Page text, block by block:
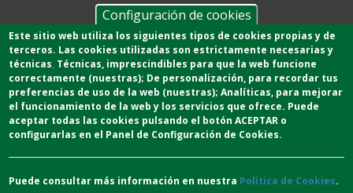
Configuración de cookies
Este sitio web utiliza los siguientes tipos de cookies propias y de
terceros. Las cookies utilizadas son estrictamente necesarias y
técnicas, Técnicas, imprescindibles para que la web funcione
correctamente (nuestras); De personalización, para recordar tus
preferencias de uso de la web (nuestras);Analíticas, para mejorar
el funcionamiento de la web y los servicios que ofrece. Puede
aceptar todas las cookies pulsando el botón ACEPTAR o
configurarlas en el Panel de Configuración de Cookies.
Puede consultar más información en nuestra Política de Cookies.